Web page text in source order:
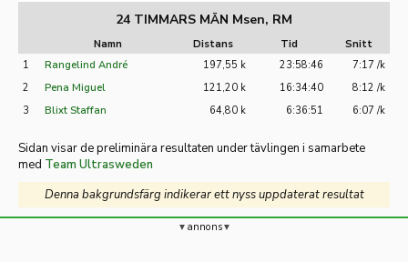
24 TIMMARS MÄN Msen, RM
Namn Distans Tid
Snitt
1
Rangelind André 197,55 k 23:58:46
7:17 /k
2
Pena Miguel 121,20 k 16:34:40
8:12 /k
3
Blixt Staffan 64,80 k 6:36:51 6:07 /k
Sidan visar de preliminära resultaten under tävlingen i samarbete
med Team Ultrasweden
Denna bakgrundsfärg indikerar ett nyss uppdaterat resultat
annons